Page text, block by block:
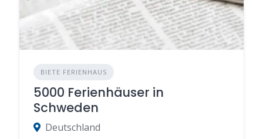
BIETE FERIENHAUS
5000 Ferienhäuser in
Schweden
Deutschland